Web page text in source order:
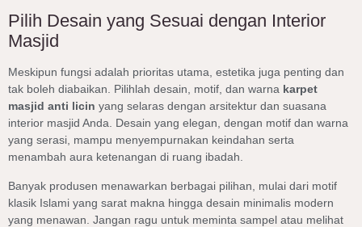
Pilih Desain yang Sesuai dengan Interior
Masjid
Meskipun fungsi adalah prioritas utama, estetika juga penting dan
tak boleh diabaikan. Pilihlah desain, motif, dan warna karpet
masjid anti licin yang selaras dengan arsitektur dan suasana
interior masjid Anda. Desain yang elegan, dengan motif dan warna
yang serasi, mampu menyempurnakan keindahan serta
menambah aura ketenangan di ruang ibadah.
Banyak produsen menawarkan berbagai pilihan, mulai dari motif
klasik Islami yang sarat makna hingga desain minimalis modern
yang menawan. Jangan ragu untuk meminta sampel atau melihat